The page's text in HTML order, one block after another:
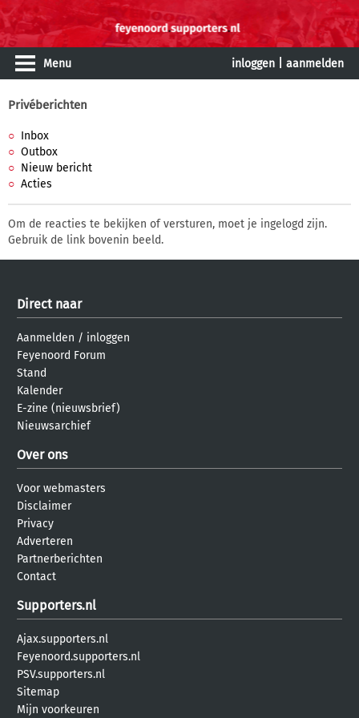
Menu inloggen aanmelden
Privéberichten
Inbox
Outbox
Nieuw bericht
Acties
Om de reacties te bekijken of versturen, moet je ingelogd zijn.
Gebruik de link bovenin beeld.
Direct naar
Aanmelden / inloggen
Feyenoord Forum
Stand
Kalender
E-zine (nieuwsbrief)
Nieuwsarchief
Over ons
Voor webmasters
Disclaimer
Privacy
Adverteren
Partnerberichten
Contact
Supporters.nl
Ajax.supporters.nl
Feyenoord.supporters.nl
PSV.supporters.nl
Sitemap
Mijn voorkeuren